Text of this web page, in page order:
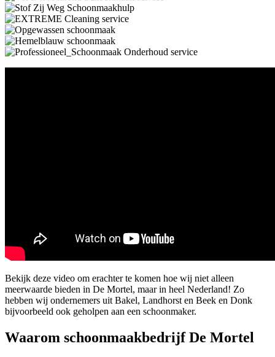
Bekijk deze video om erachter te komen hoe wij niet alleen
meerwaarde bieden in De Mortel, maar in heel Nederland! Zo
hebben wij ondernemers uit Bakel, Landhorst en Beek en Donk
bijvoorbeeld ook geholpen aan een schoonmaker.
Waarom schoonmaakbedrijf De Mortel